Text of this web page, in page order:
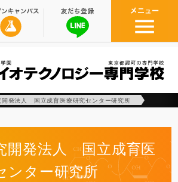
開発法人 国立成育医療研究センター研究所
開発法人 国立成育医
ンター研究所